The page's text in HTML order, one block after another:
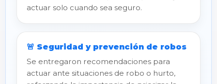
actuar solo cuando sea seguro.
🚨 Seguridad y prevención de robos
Se entregaron recomendaciones para
actuar ante situaciones de robo o hurto,